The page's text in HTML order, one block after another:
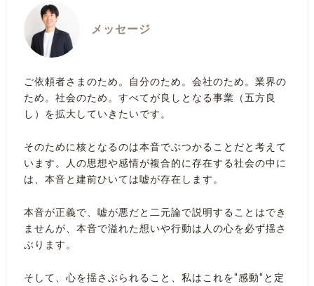
メッセージ
ご依頼者さまのため。自分のため。会社のため。業界の
ため。社会のため。すべてが良しとなる事業（五方良
し）を拡大していきたいです。
そのために核となるのは本音でぶつかることだと考えて
います。人の思想や感情が複合的に存在する社会の中に
は、本音と建前ひいては嘘が存在します。
本音が正義で、嘘が悪だと二元論で説明することはでき
ませんが、本音で溢れた想いや行動は人の心を必ず揺さ
ぶります。
そして、心を揺さぶられること、私はこれを“感動“と定